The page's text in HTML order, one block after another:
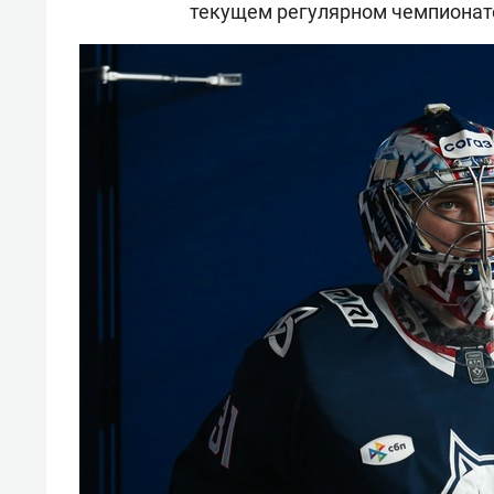
текущем регулярном